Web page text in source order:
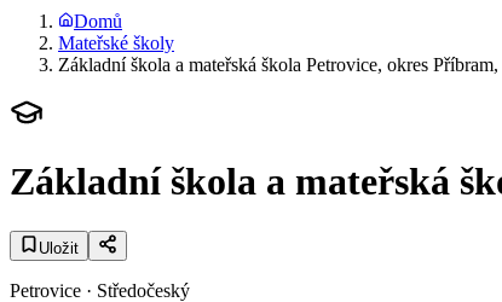
Domů
Mateřské školy
Základní škola a mateřská škola Petrovice, okres
Základní škola a mateřská
Uložit
Petrovice · Středočeský